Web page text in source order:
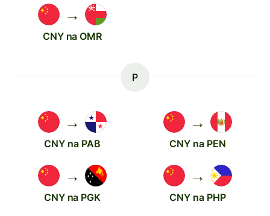
→
CNY na OMR
P
→
CNY na PAB
→
CNY na PEN
→
CNY na PGK
→
CNY na PHP